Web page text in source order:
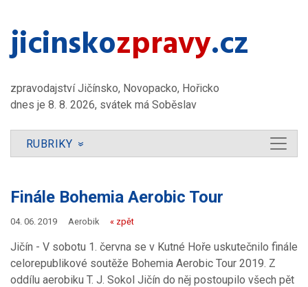
jicinsko​zpravy.cz
zpravodajství Jičínsko, Novopacko, Hořicko
dnes je 8. 8. 2026, svátek má Soběslav
RUBRIKY »
Finále Bohemia Aerobic Tour
04. 06. 2019 Aerobik « zpět
Jičín - V sobotu 1. června se v Kutné Hoře uskutečnilo finále
celorepublikové soutěže Bohemia Aerobic Tour 2019. Z
oddílu aerobiku T. J. Sokol Jičín do něj postoupilo všech pět